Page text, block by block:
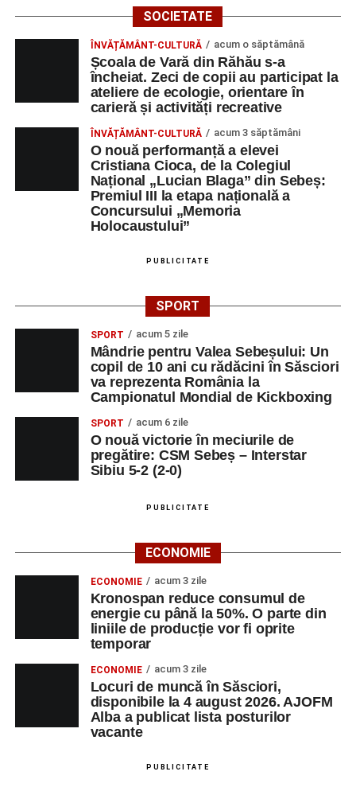
SOCIETATE
ÎNVĂȚĂMÂNT-CULTURĂ acum o săptămână
Școala de Vară din Răhău s-a
încheiat. Zeci de copii au participat la
ateliere de ecologie, orientare în
carieră și activități recreative
ÎNVĂȚĂMÂNT-CULTURĂ acum 3 săptămâni
O nouă performanță a elevei
Cristiana Cioca, de la Colegiul
Național „Lucian Blaga” din Sebeș:
Premiul III la etapa națională a
Concursului „Memoria
Holocaustului”
PUBLICITATE
SPORT
SPORT acum 5 zile
Mândrie pentru Valea Sebeșului: Un
copil de 10 ani cu rădăcini în Săsciori
va reprezenta România la
Campionatul Mondial de Kickboxing
SPORT acum 6 zile
O nouă victorie în meciurile de
pregătire: CSM Sebeș – Interstar
Sibiu 5-2 (2-0)
PUBLICITATE
ECONOMIE
ECONOMIE acum 3 zile
Kronospan reduce consumul de
energie cu până la 50%. O parte din
liniile de producție vor fi oprite
temporar
ECONOMIE acum 3 zile
Locuri de muncă în Săsciori,
disponibile la 4 august 2026. AJOFM
Alba a publicat lista posturilor
vacante
PUBLICITATE